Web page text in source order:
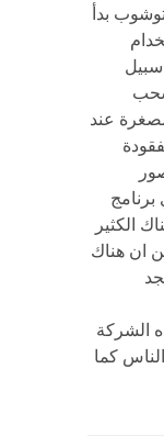
بدأ
عند
برنامج
الكثير
ان هناك
الشركة
كما